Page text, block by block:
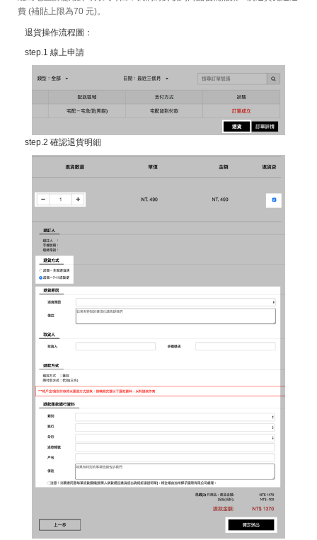
費 (補貼上限為70 元)。
退貨操作流程圖：
step.1 線上申請
step.2 確認退貨明細